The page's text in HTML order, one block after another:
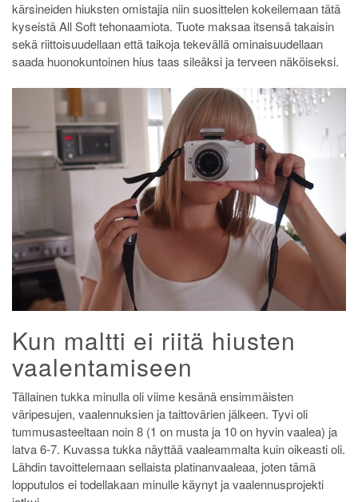
kärsineiden hiuksten omistajia niin suosittelen kokeilemaan tätä
kyseistä All Soft tehonaamiota. Tuote maksaa itsensä takaisin
sekä riittoisuudellaan että taikoja tekevällä ominaisuudellaan
saada huonokuntoinen hius taas sileäksi ja terveen näköiseksi.
Kun maltti ei riitä hiusten
vaalentamiseen
Tällainen tukka minulla oli viime kesänä ensimmäisten
väripesujen, vaalennuksien ja taittovärien jälkeen. Tyvi oli
tummusasteeltaan noin 8 (1 on musta ja 10 on hyvin vaalea) ja
latva 6-7. Kuvassa tukka näyttää vaaleammalta kuin oikeasti oli.
Lähdin tavoittelemaan sellaista platinanvaaleaa, joten tämä
lopputulos ei todellakaan minulle käynyt ja vaalennusprojekti